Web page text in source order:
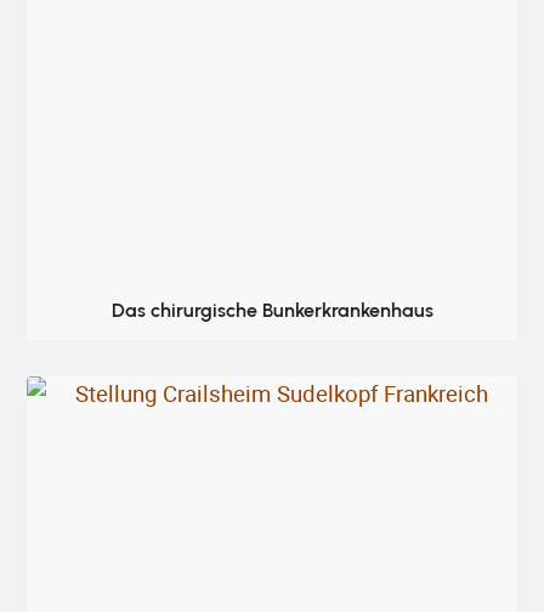
Das chirurgische Bunkerkrankenhaus